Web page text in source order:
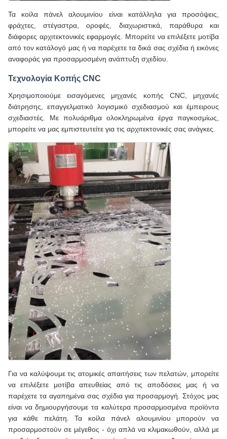
Τα κοίλα πάνελ αλουμινίου είναι κατάλληλα για προσόψεις,
φράχτες, στέγαστρα, οροφές, διαχωριστικά, παράθυρα και
διάφορες αρχιτεκτονικές εφαρμογές. Μπορείτε να επιλέξετε μοτίβα
από τον κατάλογό μας ή να παρέχετε τα δικά σας σχέδια ή εικόνες
αναφοράς για προσαρμοσμένη ανάπτυξη σχεδίου.
Τεχνολογία Κοπής CNC
Χρησιμοποιούμε εισαγόμενες μηχανές κοπής CNC, μηχανές
διάτρησης, επαγγελματικό λογισμικό σχεδιασμού και έμπειρους
σχεδιαστές. Με πολυάριθμα ολοκληρωμένα έργα παγκοσμίως,
μπορείτε να μας εμπιστευτείτε για τις αρχιτεκτονικές σας ανάγκες.
Για να καλύψουμε τις ατομικές απαιτήσεις των πελατών, μπορείτε
να επιλέξετε μοτίβα απευθείας από τις αποδόσεις μας ή να
παρέχετε τα αγαπημένα σας σχέδια για προσαρμογή. Στόχος μας
είναι να δημιουργήσουμε τα καλύτερα προσαρμοσμένα προϊόντα
για κάθε πελάτη. Τα κοίλα πάνελ αλουμινίου μπορούν να
προσαρμοστούν σε μέγεθος - όχι απλά να κλιμακωθούν, αλλά με